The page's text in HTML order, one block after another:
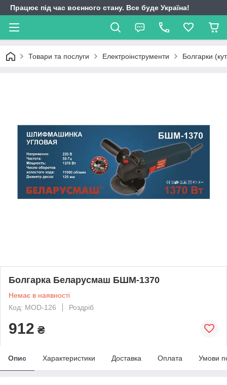
Працює під час воєнного стану. Все буде Україна!
Товари та послуги Електроінструменти Болгарки
Болгарка Беларусмаш БШМ-1370
Немає в наявності
Код: MOD-126
Роздріб
912 ₴
Опис Характеристики Доставка Оплата Умови